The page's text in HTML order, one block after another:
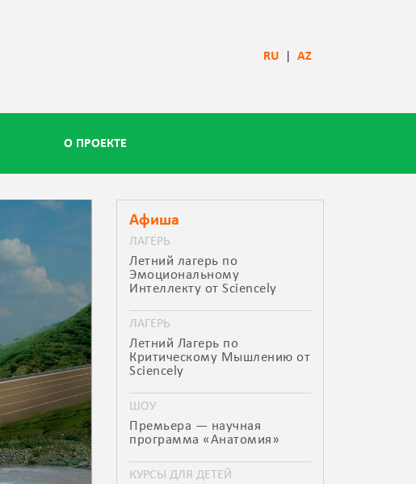
RU| AZ
О ПРОЕКТЕ
Афиша
ЛАГЕРЬ
Летний лагерь по
Эмоциональному
Интеллекту от Sciencely
ЛАГЕРЬ
Летний Лагерь по
Критическому Мышлению от
Sciencely
ШОУ
Премьера — научная
программа «Анатомия»
КУРСЫ ДЛЯ ДЕТЕЙ